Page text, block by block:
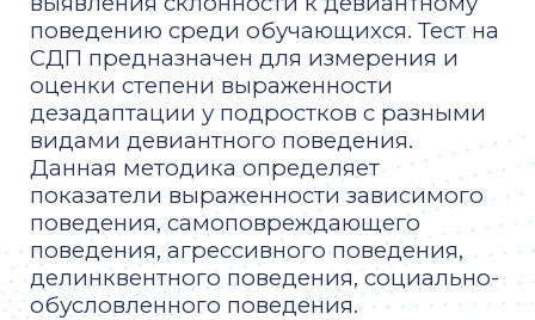
поведению среди обучающихся. Тест на
СДП предназначен для измерения и
оценки степени выраженности
дезадаптации у подростков с разными
видами девиантного поведения.
Данная методика определяет
показатели выраженности зависимого
поведения, самоповреждающего
поведения, агрессивного поведения,
делинквентного поведения, социально-
обусловленного поведения.